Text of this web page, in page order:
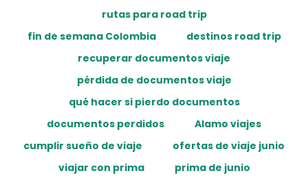
rutas para road trip
fin de semana Colombia
destinos road trip
recuperar documentos viaje
pérdida de documentos viaje
qué hacer si pierdo documentos
documentos perdidos
Alamo viajes
cumplir sueño de viaje
ofertas de viaje junio
viajar con prima
prima de junio